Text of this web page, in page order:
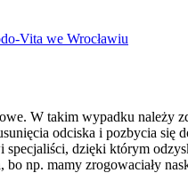
Vita we Wrocławiu
W takim wypadku należy
odciska i pozbycia się
dzięki którym
np. mamy zrogowaciały